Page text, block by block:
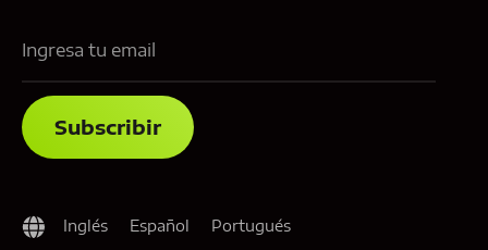
Inglés Español Portugués